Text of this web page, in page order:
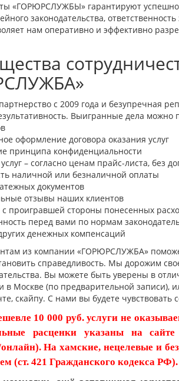
«ГОРЮРСЛУЖБЫ» гарантируют
законодательства,
нам оперативно и эффективно
с 2009 года и безупречная
Выигранные дела
оформление договора оказания услуг
принципа конфиденциальности
– согласно ценам прайс-листа, без
наличной или безналичной оплаты
документов
отзывы наших клиентов
проигравшей стороны понесенных
перед вами по нормам
денежных компенсаций
из компании «ГОРЮРСЛУЖБА»
справедливость. Мы дорожим
Вы можете быть уверены в
в Москве (по предварительной записи),
скайпу. С нами вы будете чувствовать
10 000 руб. услуги не
расценки указаны на
На хамские, нецелевые и
(ст. 421 Гражданского кодекса РФ).